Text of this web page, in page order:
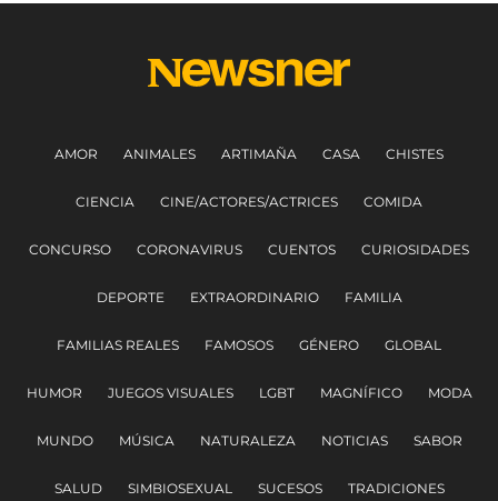
AMOR ANIMALES ARTIMAÑA CASA CHISTES
CIENCIA CINE/ACTORES/ACTRICES COMIDA
CONCURSO CORONAVIRUS CUENTOS CURIOSIDADES
DEPORTE EXTRAORDINARIO FAMILIA
FAMILIAS REALES FAMOSOS GÉNERO GLOBAL
HUMOR JUEGOS VISUALES LGBT MAGNÍFICO MODA
MUNDO MÚSICA NATURALEZA NOTICIAS SABOR
SALUD SIMBIOSEXUAL SUCESOS TRADICIONES